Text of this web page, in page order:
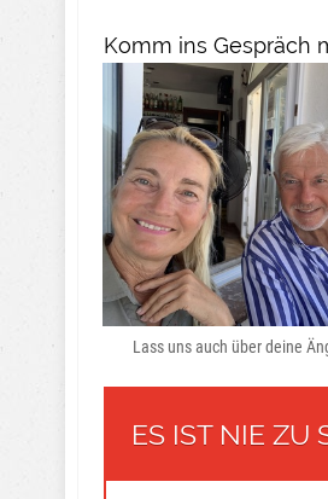
Komm ins Gespräch
Lass uns auch über deine
ES IST NIE ZU